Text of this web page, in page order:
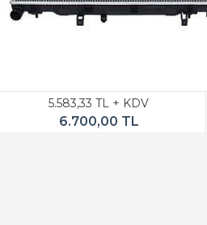
5.583,33 TL + KDV
6.700,00 TL